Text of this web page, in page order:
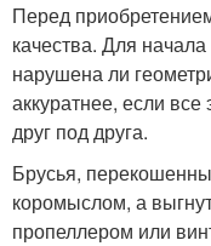
Перед
качества. Для
нарушена ли
аккуратнее, если
друг под друга.
Брусья,
коромыслом, а
пропеллером или